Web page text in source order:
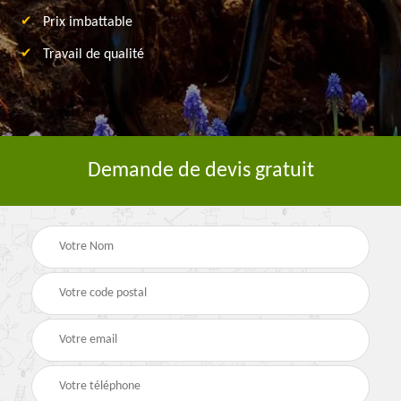
Prix imbattable
Travail de qualité
Demande de devis gratuit